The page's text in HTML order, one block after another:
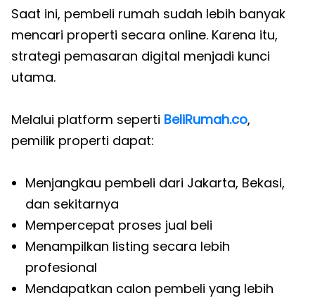
Saat ini, pembeli rumah sudah lebih banyak
mencari properti secara online. Karena itu,
strategi pemasaran digital menjadi kunci
utama.
Melalui platform seperti BeliRumah.co,
pemilik properti dapat:
Menjangkau pembeli dari Jakarta, Bekasi,
dan sekitarnya
Mempercepat proses jual beli
Menampilkan listing secara lebih
profesional
Mendapatkan calon pembeli yang lebih